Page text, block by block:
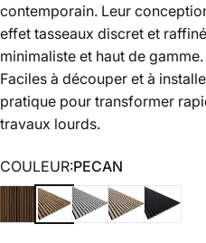
contemporain. Leur
effet tasseaux discret et
minimaliste et haut de gamme.
Faciles à découper et à
pratique pour transformer
travaux lourds.
COULEUR
COULEUR:PECAN
CATANIAPECANCHICAGOSONOMA
BLACK